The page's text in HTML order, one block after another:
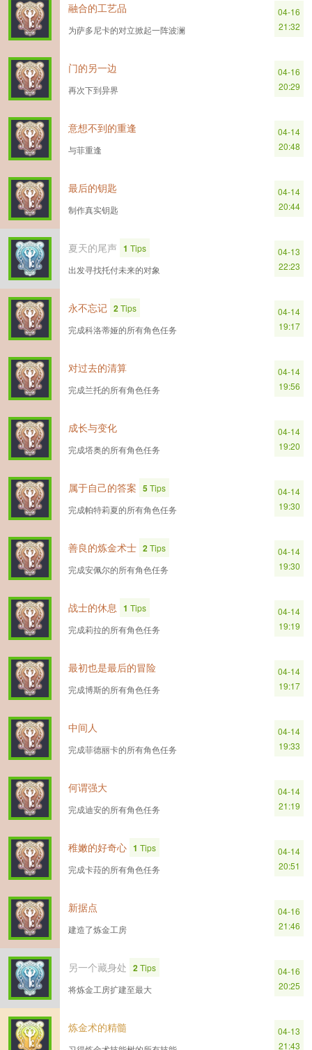
融合的工艺品
为萨多尼卡的对立掀起一阵波澜
04-16
21:32
门的另一边
再次下到异界
04-16
20:29
意想不到的重逢
与菲重逢
04-14
20:48
最后的钥匙
制作真实钥匙
04-14
20:44
夏天的尾声 1 Tips
出发寻找托付未来的对象
04-13
22:23
永不忘记 2Tips
完成科洛蒂娅的所有角色任务
04-14
19:17
对过去的清算
完成兰托的所有角色任务
04-14
19:56
成长与变化
完成塔奥的所有角色任务
04-14
19:20
属于自己的答案 5Tips
完成帕特莉夏的所有角色任务
04-14
19:30
善良的炼金术士 2Tips
完成安佩尔的所有角色任务
04-14
19:30
战士的休息 1 Tips
完成莉拉的所有角色任务
04-14
19:19
最初也是最后的冒险
完成博斯的所有角色任务
04-14
19:17
中间人
完成菲德丽卡的所有角色任务
04-14
19:33
何谓强大
完成迪安的所有角色任务
04-14
21:19
稚嫩的好奇心 1 Tips
完成卡菈的所有角色任务
04-14
20:51
新据点
建造了炼金工房
04-16
21:46
另一个藏身处 2Tips
将炼金工房扩建至最大
04-16
20:25
炼金术的精髓
04-13
21:43